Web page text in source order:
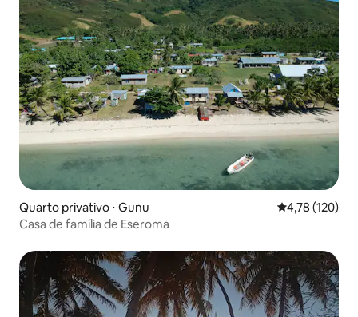
Quarto privativo ⋅ Gunu 4,78 de uma
4,78 (120)
Casa de família de Eseroma